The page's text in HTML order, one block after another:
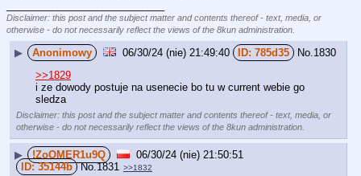
Disclaimer: this post and the subject matter and contents thereof - text, media, or
otherwise - do not necessarily reflect the views of the 8kun administration.
▶ Anonimowy 06/30/24 (nie) 21:49:40 785d35 No.1830
>>1829
i ze dowody postuje na usenecie bo tu w current webie go
sledza
Disclaimer: this post and the subject matter and contents thereof - text, media, or
otherwise - do not necessarily reflect the views of the 8kun administration.
▶ !ZoOMER1u9Q
06/30/24 (nie) 21:50:51
35144b
No.1831 >>1832